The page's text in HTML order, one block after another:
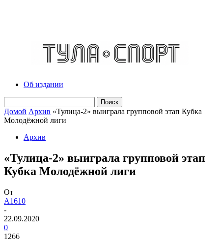
Об издании
Домой Архив «Тулица-2» выиграла групповой этап Кубка
Молодёжной лиги
Архив
«Тулица-2» выиграла групповой этап
Кубка Молодёжной лиги
От
A1610
-
22.09.2020
0
1266